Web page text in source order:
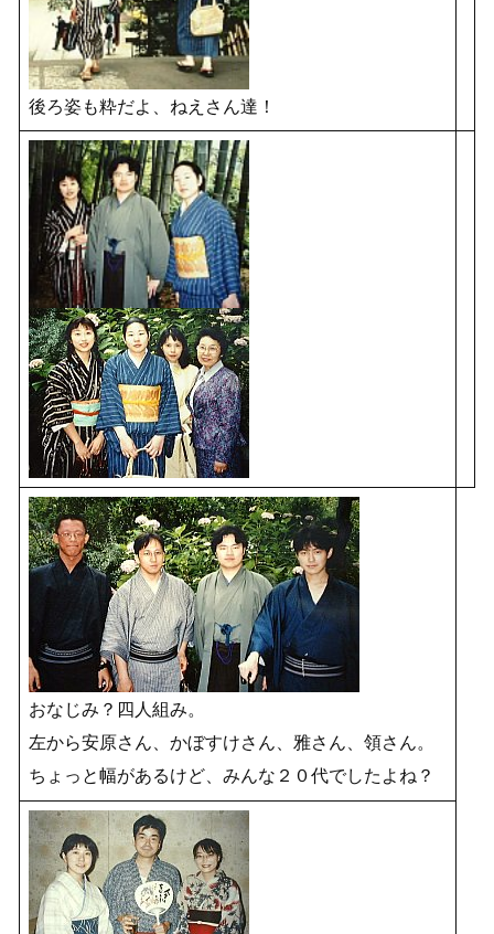
後ろ姿も粋だよ、ねえさん達！
おなじみ？四人組み。
左から安原さん、かぼすけさん、雅さん、領さん。
ちょっと幅があるけど、みんな２０代でしたよね？